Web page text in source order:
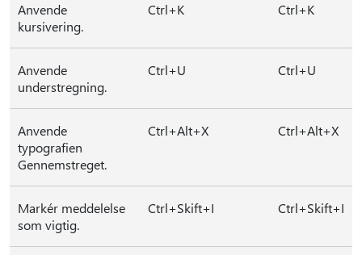
Anvende
kursivering.
Ctrl+K Ctrl+K
Anvende
understregning.
Ctrl+U Ctrl+U
Anvende
typografien
Gennemstreget.
Ctrl+Alt+X Ctrl+Alt+X
Markér meddelelse
som vigtig.
Ctrl+Skift+I Ctrl+Skift+I